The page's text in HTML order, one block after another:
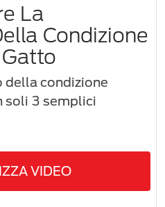
La
Condizione
della condizione
soli 3 semplici
VIDEO